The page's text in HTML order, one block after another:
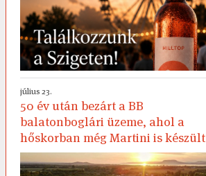
július 23.
50 év után bezárt a BB
balatonboglári üzeme, ahol a
hőskorban még Martini is készült